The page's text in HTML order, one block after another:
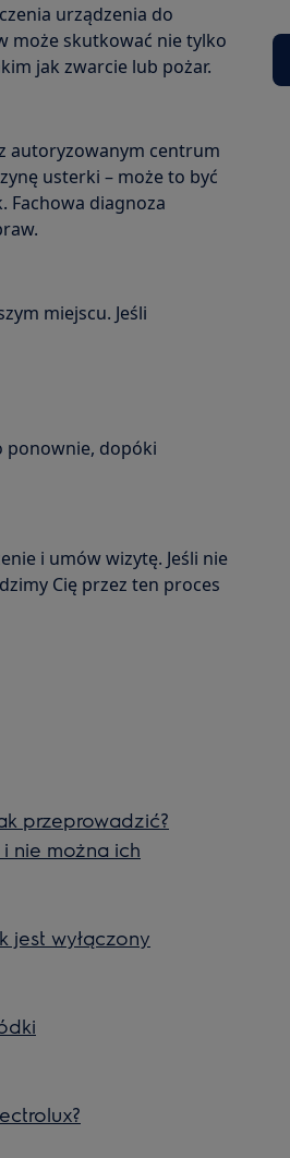
urządzenia do
może skutkować nie tylko
jak zwarcie lub pożar.
autoryzowanym centrum
usterki – może to być
Fachowa diagnoza
miejscu. Jeśli
ponownie, dopóki
i umów wizytę. Jeśli nie
Cię przez ten proces
przeprowadzić?
nie można ich
jest wyłączony